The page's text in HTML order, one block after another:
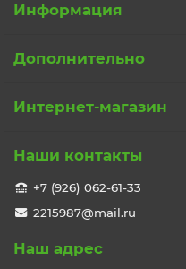
Информация
Дополнительно
Интернет-магазин
Наши контакты
+7 (926) 062-61-33
2215987@mail.ru
Наш адрес